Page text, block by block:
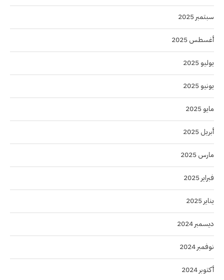
سبتمبر 2025
أغسطس 2025
يوليو 2025
يونيو 2025
مايو 2025
أبريل 2025
مارس 2025
فبراير 2025
يناير 2025
ديسمبر 2024
نوفمبر 2024
أكتوبر 2024